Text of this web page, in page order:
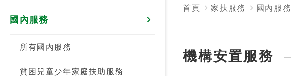
國內服務
所有國內服務
貧困兒童少年家庭扶助服務
首頁 家扶服務 國內服務
機構安置服務